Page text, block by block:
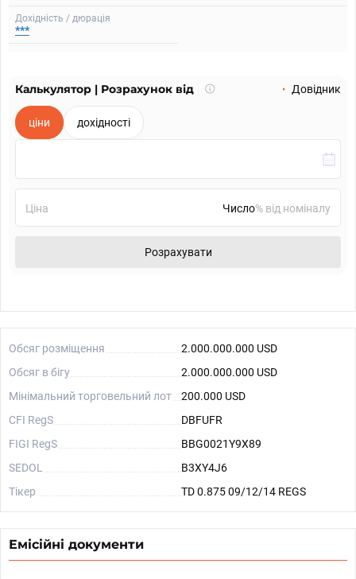
Дохідність / дюрація
***
Калькулятор | Розрахунок від
Що
Довідник
ціни дохідності
Ціна % від номіналу
Розрахувати
Обсяг розміщення
2.000.000.000 USD
Обсяг в бігу
2.000.000.000 USD
Мінімальний торговельний лот
200.000 USD
CFI RegS
DBFUFR
FIGI RegS
BBG0021Y9X89
SEDOL
B3XY4J6
Тікер
TD 0.875 09/12/14 REGS
Емісійні документи